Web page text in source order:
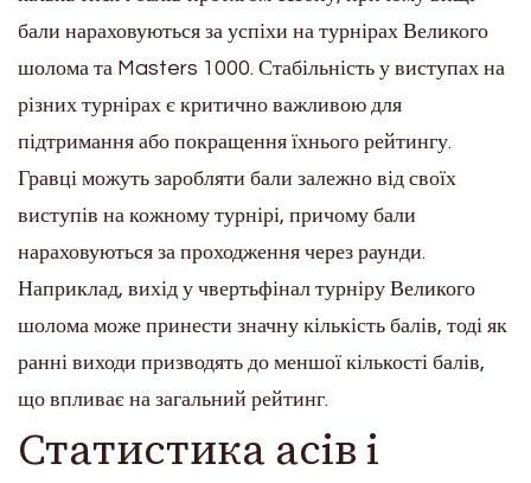
бали нараховуються за успіхи на турнірах Великого
шолома та Masters 1000. Стабільність у виступах на
різних турнірах є критично важливою для
підтримання або покращення їхнього рейтингу.
Гравці можуть заробляти бали залежно від своїх
виступів на кожному турнірі, причому бали
нараховуються за проходження через раунди.
Наприклад, вихід у чвертьфінал турніру Великого
шолома може принести значну кількість балів, тоді як
ранні виходи призводять до меншої кількості балів,
що впливає на загальний рейтинг.
Статистика асів і